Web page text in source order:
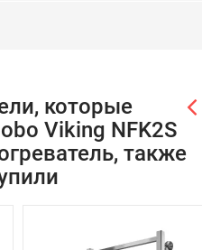
которые
Viking NFK2S
также